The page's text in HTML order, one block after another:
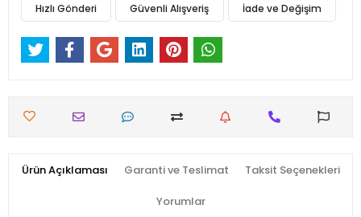
Hızlı Gönderi Güvenli Alışveriş İade ve Değişim
Ürün Açıklaması Garanti ve Teslimat Taksit Seçenekleri
Yorumlar